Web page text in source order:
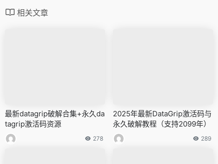
相关文章
最新datagrip破解合集+永久da
tagrip激活码资源
278
2025年最新DataGrip激活码与
永久破解教程（支持2099年）
289